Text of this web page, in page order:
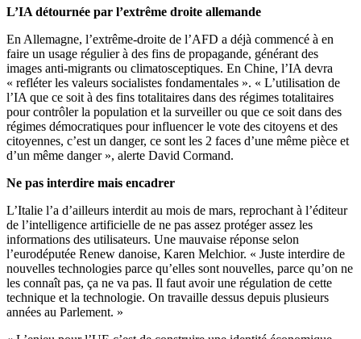
L’IA détournée par l’extrême droite allemande
En Allemagne, l’extrême-droite de l’AFD a déjà commencé à en
faire un usage régulier à des fins de propagande, générant des
images anti-migrants ou climatosceptiques. En Chine, l’IA devra
« refléter les valeurs socialistes fondamentales ». « L’utilisation de
l’IA que ce soit à des fins totalitaires dans des régimes totalitaires
pour contrôler la population et la surveiller ou que ce soit dans des
régimes démocratiques pour influencer le vote des citoyens et des
citoyennes, c’est un danger, ce sont les 2 faces d’une même pièce et
d’un même danger », alerte David Cormand.
Ne pas interdire mais encadrer
L’Italie l’a d’ailleurs interdit au mois de mars, reprochant à l’éditeur
de l’intelligence artificielle de ne pas assez protéger assez les
informations des utilisateurs. Une mauvaise réponse selon
l’eurodéputée Renew danoise, Karen Melchior. « Juste interdire de
nouvelles technologies parce qu’elles sont nouvelles, parce qu’on ne
les connaît pas, ça ne va pas. Il faut avoir une régulation de cette
technique et la technologie. On travaille dessus depuis plusieurs
années au Parlement. »